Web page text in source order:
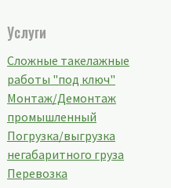
Услуги
Сложные такелажные
работы "под ключ"
Монтаж/Демонтаж
промышленный
Погрузка/выгрузка
негабаритного груза
Перевозка